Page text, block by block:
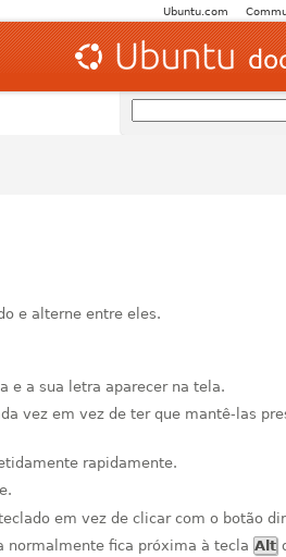
Ubuntu.com
e alterne entre eles.
e a sua letra aparecer na tela.
vez em vez de ter que mantê-las
rapidamente.
em vez de clicar com o botão
normalmente fica próxima à tecla Alt